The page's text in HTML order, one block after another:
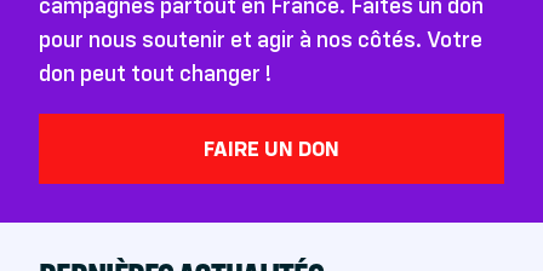
pour nous soutenir et agir à nos côtés. Votre
don peut tout changer !
FAIRE UN DON